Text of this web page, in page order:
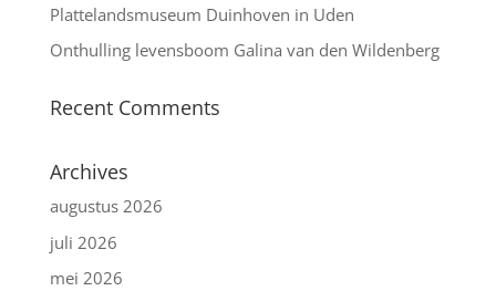
Plattelandsmuseum Duinhoven in Uden
Onthulling levensboom Galina van den Wildenberg
Recent Comments
Archives
augustus 2026
juli 2026
mei 2026